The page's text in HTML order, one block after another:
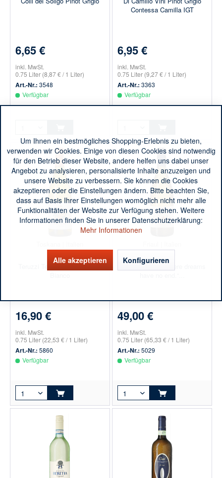
6,65 €
inkl. MwSt.
0.75 Liter (8,87 € / 1 Liter)
Art.-Nr.: 3548
Verfügbar
Contessa Camilla IGT
6,95 €
inkl. MwSt.
0.75 Liter (9,27 € / 1 Liter)
Art.-Nr.: 3363
Verfügbar
Teruzzi Terre di Tufi Toscana
16,90 €
inkl. MwSt.
0.75 Liter (22,53 € / 1 Liter)
Art.-Nr.: 5860
Verfügbar
Silvio Jermann „where dreams
49,00 €
inkl. MwSt.
0.75 Liter (65,33 € / 1 Liter)
Art.-Nr.: 5029
Verfügbar
Um Ihnen ein bestmögliches Shopping-Erlebnis zu bieten,
verwenden wir Cookies. Einige von diesen Cookies sind notwendig
für den Betrieb dieser Website, andere helfen uns dabei unser
Angebot zu analysieren, personalisierte Inhalte anzuzeigen und
unsere Website zu verbessern. Sie können die Cookies
akzeptieren oder die Einstellungen ändern. Bitte beachten Sie,
dass auf Basis Ihrer Einstellungen womöglich nicht mehr alle
Funktionalitäten der Website zur Verfügung stehen. Weitere
Informationen finden Sie in unserer Datenschutzerklärung:
Mehr Informationen
Alle akzeptieren Konfigurieren